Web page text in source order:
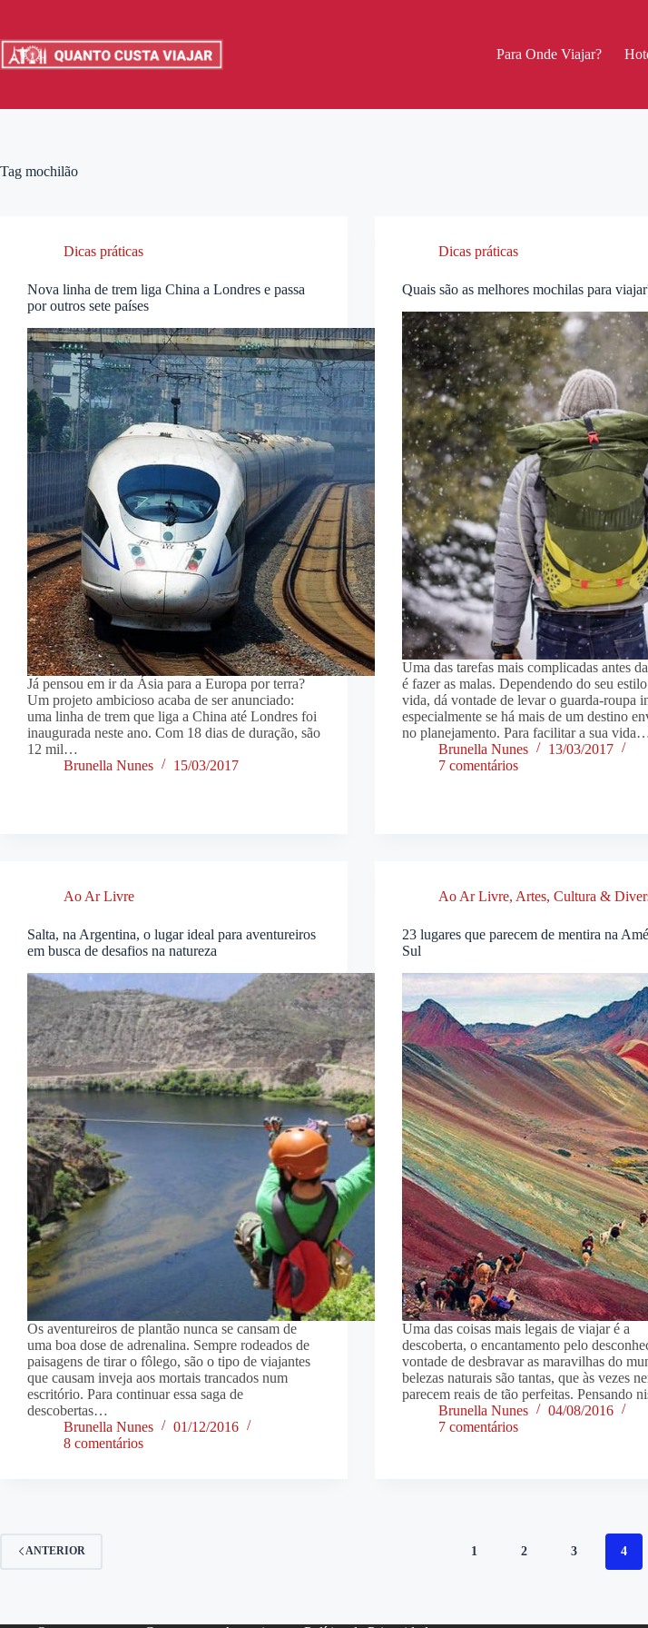
o
conteúdo
Para Onde Viajar?
Tag mochilão
Dicas práticas
Nova linha de trem liga China a Londres e passa
por outros sete países
Já pensou em ir da Ásia para a Europa por terra?
Um projeto ambicioso acaba de ser anunciado:
uma linha de trem que liga a China até Londres foi
inaugurada neste ano. Com 18 dias de duração, são
12 mil…
Brunella Nunes
15/03/2017
Dicas práticas
Quais são as melhores mochilas para
Uma das tarefas mais complicadas antes
é fazer as malas. Dependendo do seu
vida, dá vontade de levar o guarda-roupa
especialmente se há mais de um destino
no planejamento. Para facilitar a sua
Brunella Nunes
13/03/2017
7 comentários
Ao Ar Livre
Salta, na Argentina, o lugar ideal para aventureiros
em busca de desafios na natureza
Os aventureiros de plantão nunca se cansam de
uma boa dose de adrenalina. Sempre rodeados de
paisagens de tirar o fôlego, são o tipo de viajantes
que causam inveja aos mortais trancados num
escritório. Para continuar essa saga de
descobertas…
Brunella Nunes
01/12/2016
8 comentários
Ao Ar Livre, Artes, Cultura &
23 lugares que parecem de mentira na
Sul
Uma das coisas mais legais de viajar é a
descoberta, o encantamento pelo
vontade de desbravar as maravilhas do
belezas naturais são tantas, que às vezes
parecem reais de tão perfeitas. Pensando
Brunella Nunes
04/08/2016
7 comentários
ANTERIOR 1 2 3 4